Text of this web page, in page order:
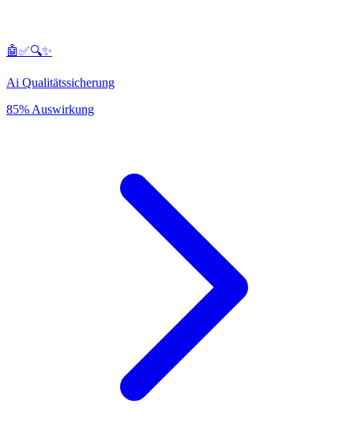
🤖✅🔍✨
Ai Qualitätssicherung
85% Auswirkung